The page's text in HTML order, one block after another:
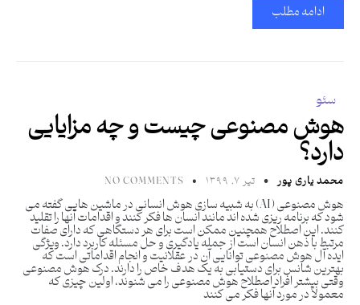
ادامه مطلب
سئو
هوش مصنوعی چیست و چه مزایایی
دارد؟
محمد یاری پور تیر ۷, ۱۳۹۹ NO COMMENTS
هوش مصنوعی (AI) به شبیه سازی هوش انسانی در ماشین هایی گفته می
شود که برنامه ریزی شده اند مانند انسان ها فکر کنند و اقدامات آنها را تقلید
کنند. این اصطلاح همچنین ممکن است برای هر دستگاهی که دارای صفات
مرتبط با ذهن انسان است از جمله یادگیری و حل مسئله کاربرد دارد. ویژگی
ایده آل هوش مصنوعی توانایی آن در عقلانیت و انجام اقداماتی است که
بهترین شانس برای دستیابی به یک هدف خاص را دارند. درک هوش مصنوعی
وقتی بیشتر افراد اصطلاح هوش مصنوعی را می شنوند، اولین چیزی که
معمولاً در مورد آنها فکر می کنند